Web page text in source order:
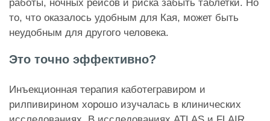
работы, ночных рейсов и риска забыть таблетки. Но
то, что оказалось удобным для Кая, может быть
неудобным для другого человека.
Это точно эффективно?
Инъекционная терапия каботегравиром и
рилпивирином хорошо изучалась в клинических